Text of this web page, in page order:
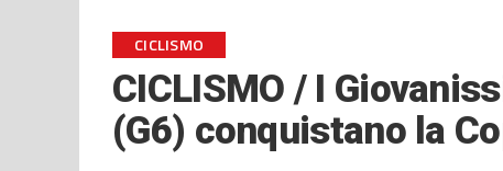
CICLISMO
CICLISMO / I
(G6) conquistano la